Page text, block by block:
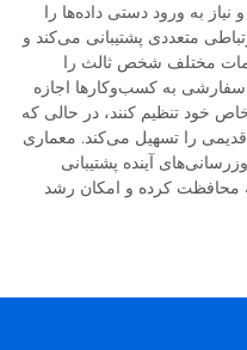
نیاز به ورود دستی داده‌ها را
متعددی پشتیبانی می‌کند و
مختلف شخص ثالث را
به کسب‌وکارها اجازه
خود تنظیم کنند، در حالی که
را تسهیل می‌کند. معماری
آینده پشتیبانی
محافظت کرده و امکان رشد